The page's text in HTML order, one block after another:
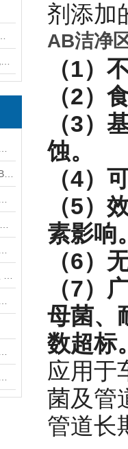
剂添加
AB洁净
（1）
（2）
（3）
蚀。
（4）
（5）
素影响
（6）
（7）
母菌、
数超标
应用于
菌及管
管道长